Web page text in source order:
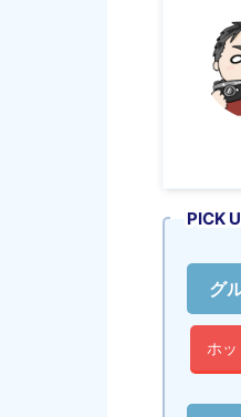
PICK
グ
ホ